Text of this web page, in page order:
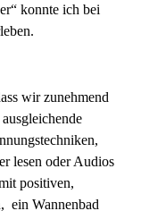
konnte ich bei
wir zunehmend
lesen oder Audios
positiven,
ein Wannenbad